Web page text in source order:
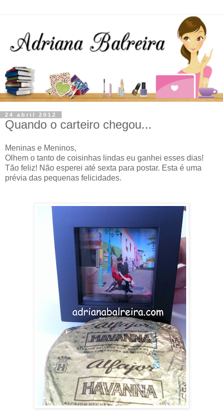
24 abril 2012
Quando o carteiro chegou...
Meninas e Meninos,
Olhem o tanto de coisinhas lindas eu ganhei esses dias!
Tão feliz! Não esperei até sexta para postar. Esta é uma
prévia das pequenas felicidades.